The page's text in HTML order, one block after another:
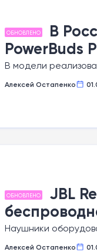
ОБНОВЛЕНО
В
PowerBuds
В модели
Алексей Остапенко
ОБНОВЛЕНО
JBL
Наушники
Алексей Остапенко